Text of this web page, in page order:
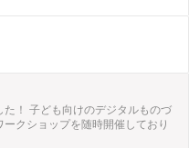
作ってみませんか？
！ 子ども向けのデジタルものづ
クショップを随時開催しており